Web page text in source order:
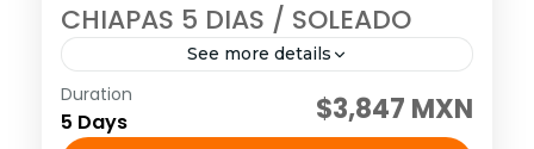
CHIAPAS 5 DIAS / SOLEADO
See more details
SALIDAS DIARIAS Visitando: San Cristóbal
de Las Casas, Cañón del Sumidero, Chiapa
Duration
5 Days $3,847 MXN